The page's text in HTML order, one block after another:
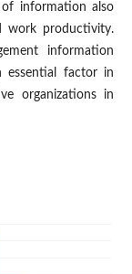
of information also
work productivity.
information
essential factor in
organizations in